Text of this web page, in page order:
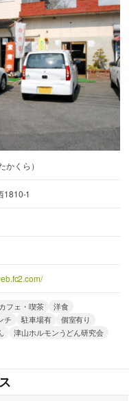
かくら）
1810-1
カフェ・喫茶
洋食
チ 駐車場有
個室有り
津山ホルモンうどん研究会